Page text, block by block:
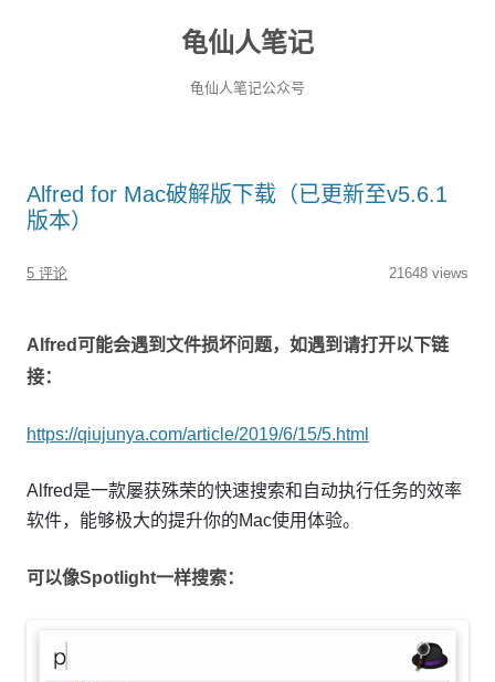
龟仙人笔记
龟仙人笔记公众号
Alfred for Mac破解版下载（已更新至v5.6.1
版本）
5 评论 21648 views
Alfred可能会遇到文件损坏问题，如遇到请打开以下链
接：
https://qiujunya.com/article/2019/6/15/5.html
Alfred是一款屡获殊荣的快速搜索和自动执行任务的效率
软件，能够极大的提升你的Mac使用体验。
可以像Spotlight一样搜索：